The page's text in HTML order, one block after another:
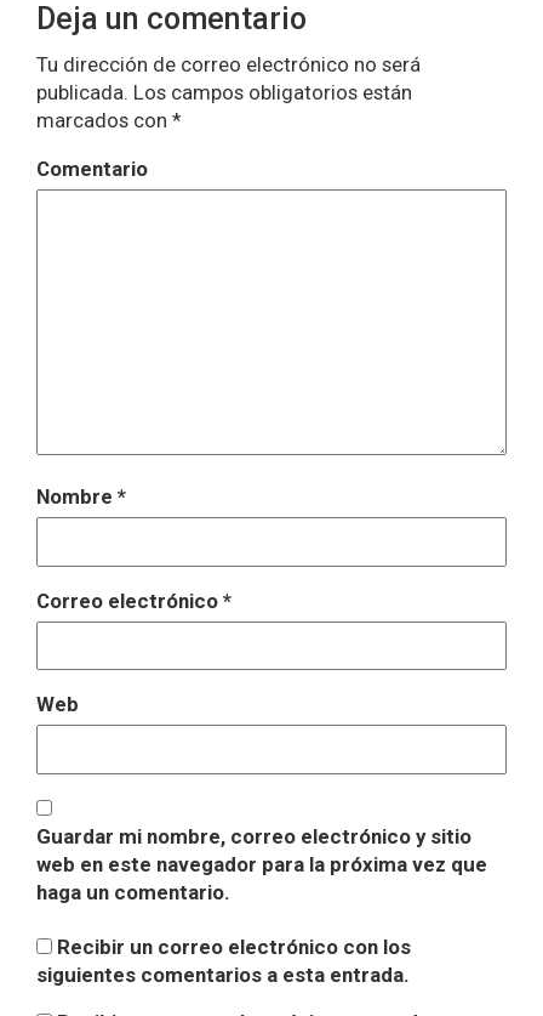
Deja un comentario
Tu dirección de correo electrónico no será
publicada. Los campos obligatorios están
marcados con *
Comentario
Nombre *
Correo electrónico *
Web
Guardar mi nombre, correo electrónico y sitio
web en este navegador para la próxima vez que
haga un comentario.
Recibir un correo electrónico con los
siguientes comentarios a esta entrada.